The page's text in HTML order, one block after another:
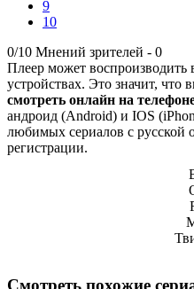
9
10
0/10 Мнений зрителей - 0
Плеер может воспроизводить
устройствах. Это значит, что
смотреть онлайн на
андроид (Android) и IOS
любимых сериалов с русской
регистрации.